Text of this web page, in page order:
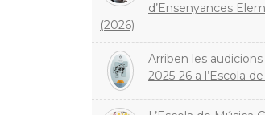
d’Ensenyances
(2026)
Arriben les
2025-26 a l’Escola